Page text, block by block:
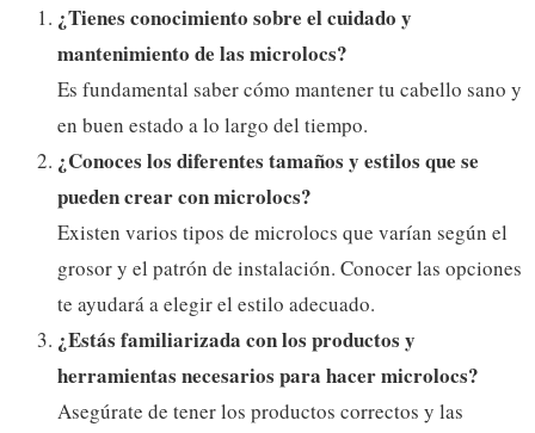
¿Tienes conocimiento sobre el cuidado y
mantenimiento de las microlocs?
Es fundamental saber cómo mantener tu cabello sano y
en buen estado a lo largo del tiempo.
¿Conoces los diferentes tamaños y estilos que se
pueden crear con microlocs?
Existen varios tipos de microlocs que varían según el
grosor y el patrón de instalación. Conocer las opciones
te ayudará a elegir el estilo adecuado.
¿Estás familiarizada con los productos y
herramientas necesarios para hacer microlocs?
Asegúrate de tener los productos correctos y las